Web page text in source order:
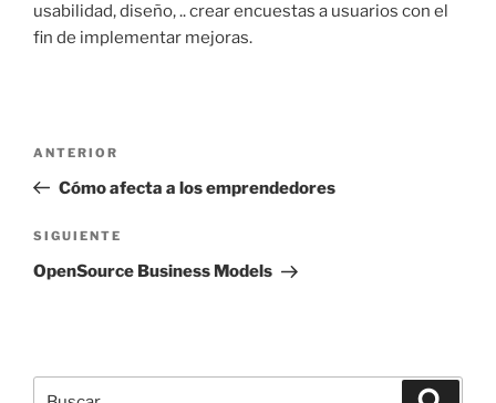
usabilidad, diseño, .. crear encuestas a usuarios con el
fin de implementar mejoras.
entradas
Entrada
anterior:
ANTERIOR
Cómo afecta a los emprendedores
Siguiente
entrada
SIGUIENTE
OpenSource Business Models